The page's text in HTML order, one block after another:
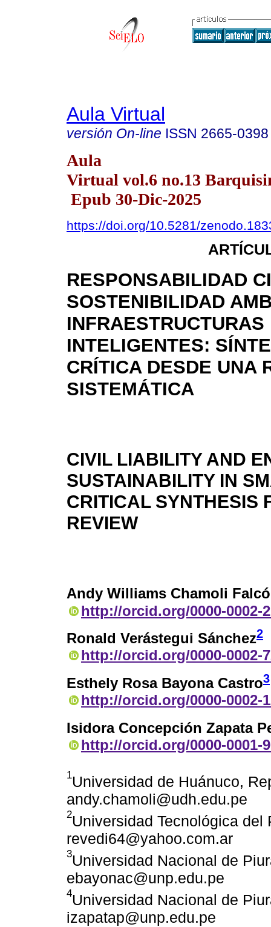
Aula Virtual
versión On-line ISSN 2665-0398
Aula
Virtual vol.6 no.13
Epub 30-Dic-2025
https://doi.org/10.5281/
RESPONSABILIDAD
SOSTENIBILIDAD
INFRAESTRUCTURAS
INTELIGENTES:
CRÍTICA DESDE UNA
SISTEMÁTICA
CIVIL LIABILITY AND
SUSTAINABILITY IN
CRITICAL SYNTHESIS
REVIEW
Andy Williams Chamoli
http://orcid.org/0000-0002-
Ronald Verástegui Sánchez2
http://orcid.org/0000-0002-
Esthely Rosa Bayona Castro3
http://orcid.org/0000-0002-
Isidora Concepción Zapata
http://orcid.org/0000-0001-
1Universidad de Huánuco,
andy.chamoli@udh.edu.pe
2Universidad Tecnológica
revedi64@yahoo.com.ar
3Universidad Nacional de
ebayonac@unp.edu.pe
4Universidad Nacional de
izapatap@unp.edu.pe